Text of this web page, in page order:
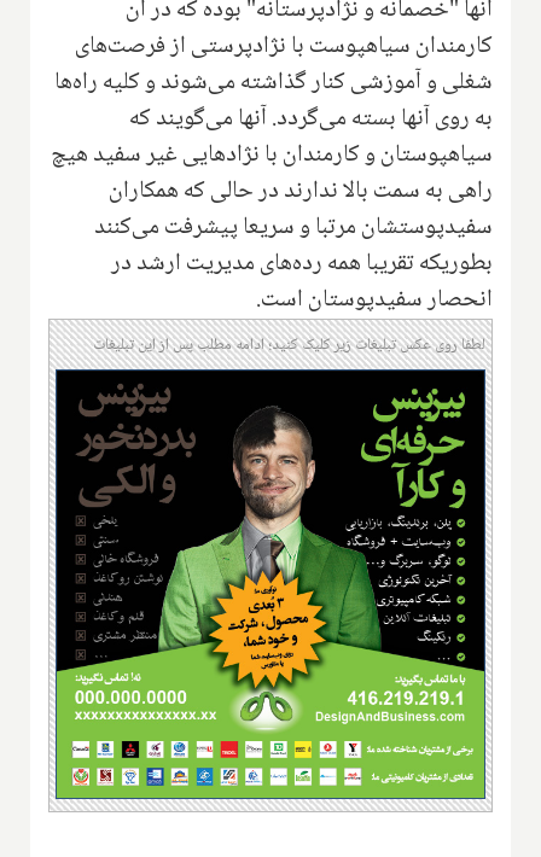
آنها "خصمانه و نژادپرستانه" بوده که در آن
کارمندان سیاهپوست با نژادپرستی از فرصت‌های
شغلی و آموزشی کنار گذاشته می‌شوند و کلیه راه‌ها
به روی آنها بسته می‌گردد. آنها می‌گویند که
سیاهپوستان و کارمندان با نژادهایی غیر سفید هیچ
راهی به سمت بالا ندارند در حالی که همکاران
سفیدپوستشان مرتبا و سریعا پیشرفت می‌کنند
بطوریکه تقریبا همه رده‌های مدیریت ارشد در
انحصار سفیدپوستان است.
لطفا روی عکس تبلیغات زیر کلیک کنید؛ ادامه مطلب پس از این تبلیغات